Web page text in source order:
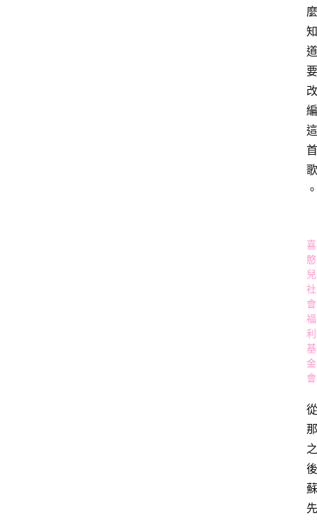
麼
知
道
要
改
編
這
首
歌
。
喜
憨
兒
社
會
福
利
基
金
會
從
那
之
後
蘇
先